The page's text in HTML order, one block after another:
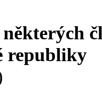
některých
republiky